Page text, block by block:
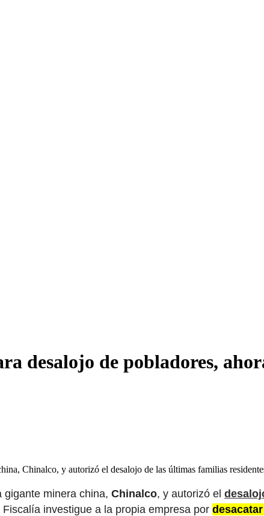
desalojo de pobladores,
Chinalco, y autorizó el desalojo de las últimas familias
gigante minera china, Chinalco, y autorizó el
investigue a la propia empresa por